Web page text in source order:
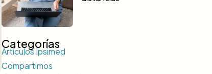
Categorías
Artículos Ipsimed
Compartimos